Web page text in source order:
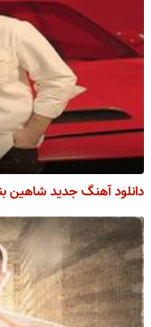
دانلود آهنگ جدید شاهین